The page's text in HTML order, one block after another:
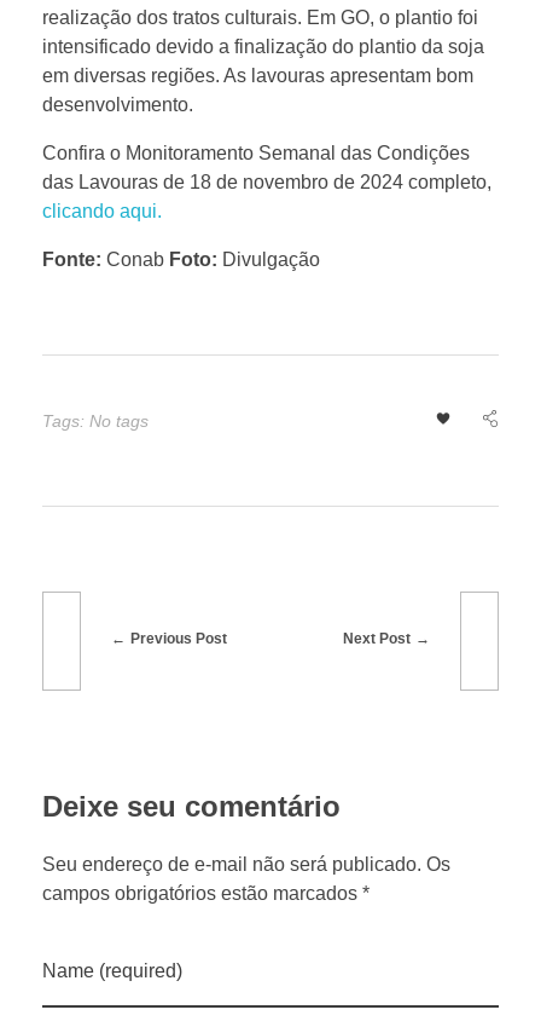
:
5
2
,
%
d
a
r
s
d
realização dos tratos culturais. Em GO, o plantio foi
intensificado devido a finalização do plantio da soja
em diversas regiões. As lavouras apresentam bom
desenvolvimento.
Confira o Monitoramento Semanal das Condições
das Lavouras de 18 de novembro de 2024 completo,
clicando aqui.
Fonte: Conab Foto: Divulgação
Tags: No tags
Previous Post Next Post
Deixe seu comentário
Seu endereço de e-mail não será publicado. Os
campos obrigatórios estão marcados *
Name (required)